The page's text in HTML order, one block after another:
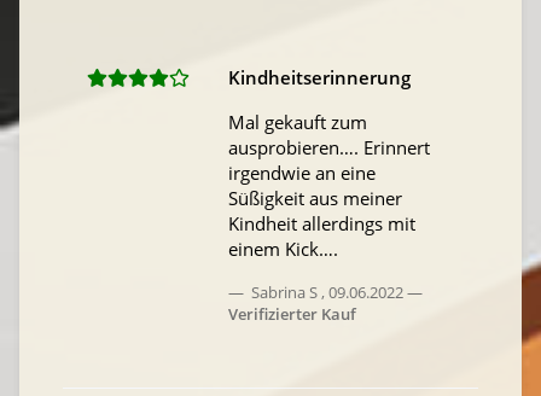
Kindheitserinnerung
Mal gekauft zum
ausprobieren…. Erinnert
irgendwie an eine
Süßigkeit aus meiner
Kindheit allerdings mit
einem Kick….
Sabrina S,09.06.2022
Verifizierter Kauf